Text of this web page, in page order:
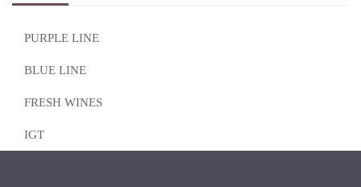
PURPLE LINE
BLUE LINE
FRESH WINES
IGT